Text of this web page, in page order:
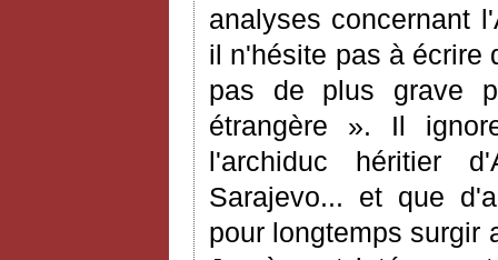
analyses concernant
il n'hésite pas à écrire
pas de plus grave
étrangère ». Il
l'archiduc héritier
Sarajevo... et que
pour longtemps surgir